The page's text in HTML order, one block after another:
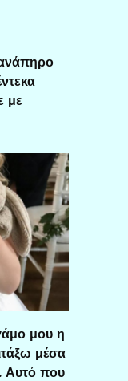
με
μου η
μέσα
Αυτό που